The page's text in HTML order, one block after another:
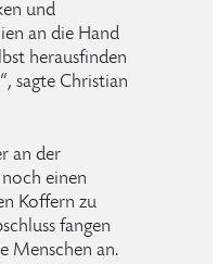
und
an die Hand
herausfinden
sagte Christian
an der
einen
Koffern zu
fangen
Menschen an.